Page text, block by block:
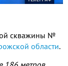
скважины №
области.